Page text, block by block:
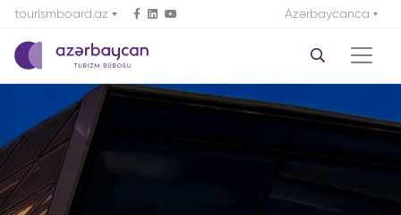
tourismboard.az Azərbaycanca